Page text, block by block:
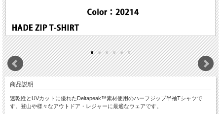
商品説明
速乾性とUVカットに優れたDeltapeak™素材使用のハーフジップ半袖Tシャツで
す。登山や様々なアウトドア・レジャーに最適なウェアです。